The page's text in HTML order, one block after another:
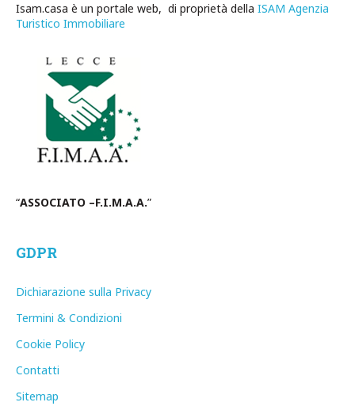
Isam.casa è un portale web, di proprietà della ISAM Agenzia
Turistico Immobiliare
“ASSOCIATO –F.I.M.A.A.”
GDPR
Dichiarazione sulla Privacy
Termini & Condizioni
Cookie Policy
Contatti
Sitemap